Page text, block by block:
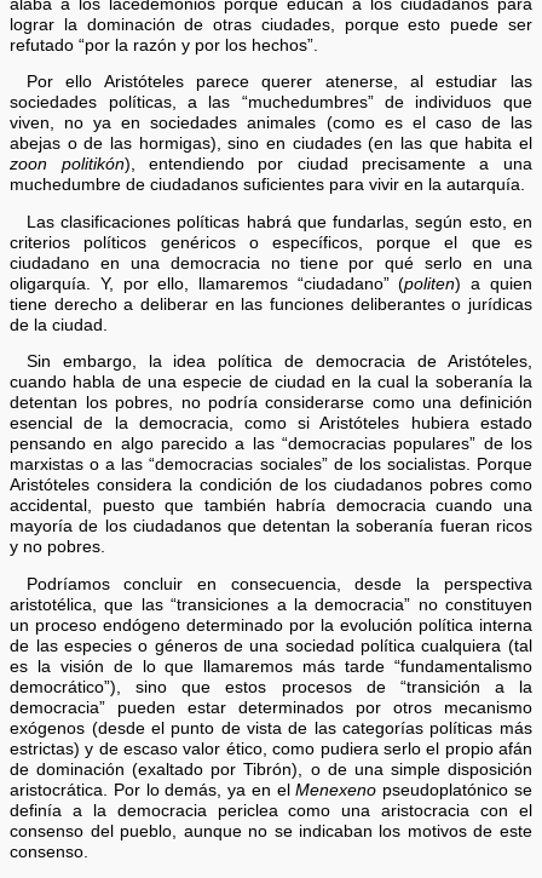
alaba a los lacedemonios porque educan a los ciudadanos para
lograr la dominación de otras ciudades, porque esto puede ser
refutado “por la razón y por los hechos”.
Por ello Aristóteles parece querer atenerse, al estudiar las
sociedades políticas, a las “muchedumbres” de individuos que
viven, no ya en sociedades animales (como es el caso de las
abejas o de las hormigas), sino en ciudades (en las que habita el
zoon politikón), entendiendo por ciudad precisamente a una
muchedumbre de ciudadanos suficientes para vivir en la autarquía.
Las clasificaciones políticas habrá que fundarlas, según esto, en
criterios políticos genéricos o específicos, porque el que es
ciudadano en una democracia no tiene por qué serlo en una
oligarquía. Y, por ello, llamaremos “ciudadano” (politen) a quien
tiene derecho a deliberar en las funciones deliberantes o jurídicas
de la ciudad.
Sin embargo, la idea política de democracia de Aristóteles,
cuando habla de una especie de ciudad en la cual la soberanía la
detentan los pobres, no podría considerarse como una definición
esencial de la democracia, como si Aristóteles hubiera estado
pensando en algo parecido a las “democracias populares” de los
marxistas o a las “democracias sociales” de los socialistas. Porque
Aristóteles considera la condición de los ciudadanos pobres como
accidental, puesto que también habría democracia cuando una
mayoría de los ciudadanos que detentan la soberanía fueran ricos
y no pobres.
Podríamos concluir en consecuencia, desde la perspectiva
aristotélica, que las “transiciones a la democracia” no constituyen
un proceso endógeno determinado por la evolución política interna
de las especies o géneros de una sociedad política cualquiera (tal
es la visión de lo que llamaremos más tarde “fundamentalismo
democrático”), sino que estos procesos de “transición a la
democracia” pueden estar determinados por otros mecanismo
exógenos (desde el punto de vista de las categorías políticas más
estrictas) y de escaso valor ético, como pudiera serlo el propio afán
de dominación (exaltado por Tibrón), o de una simple disposición
aristocrática. Por lo demás, ya en elMenexeno pseudoplatónico se
definía a la democracia periclea como una aristocracia con el
consenso del pueblo, aunque no se indicaban los motivos de este
consenso.